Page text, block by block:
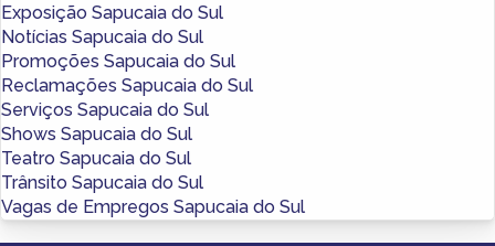
Exposição Sapucaia do Sul
Notícias Sapucaia do Sul
Promoções Sapucaia do Sul
Reclamações Sapucaia do Sul
Serviços Sapucaia do Sul
Shows Sapucaia do Sul
Teatro Sapucaia do Sul
Trânsito Sapucaia do Sul
Vagas de Empregos Sapucaia do Sul